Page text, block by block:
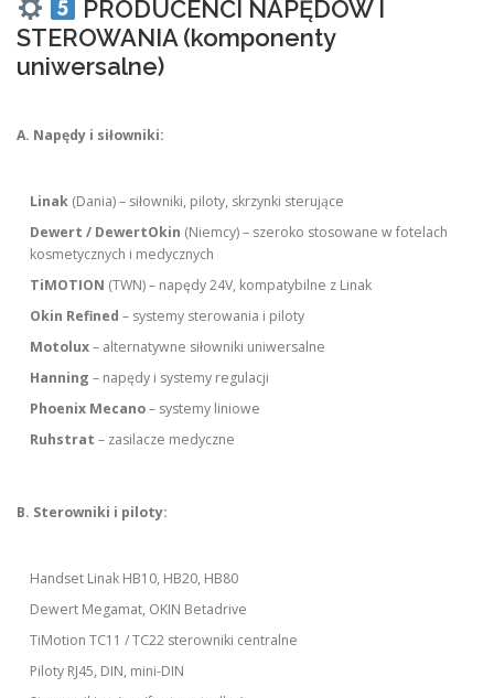
PRODUCENCI NAPĘDÓW I
STEROWANIA (komponenty
uniwersalne)
A. Napędy i siłowniki:
Linak (Dania) – siłowniki, piloty, skrzynki sterujące
Dewert / DewertOkin (Niemcy) – szeroko stosowane w fotelach
kosmetycznych i medycznych
TiMOTION (TWN) – napędy 24V, kompatybilne z Linak
Okin Refined – systemy sterowania i piloty
Motolux– alternatywne siłowniki uniwersalne
Hanning – napędy i systemy regulacji
Phoenix Mecano– systemy liniowe
Ruhstrat – zasilacze medyczne
B. Sterowniki i piloty:
Handset Linak HB10, HB20, HB80
Dewert Megamat, OKIN Betadrive
TiMotion TC11 / TC22 sterowniki centralne
Piloty RJ45, DIN, mini-DIN